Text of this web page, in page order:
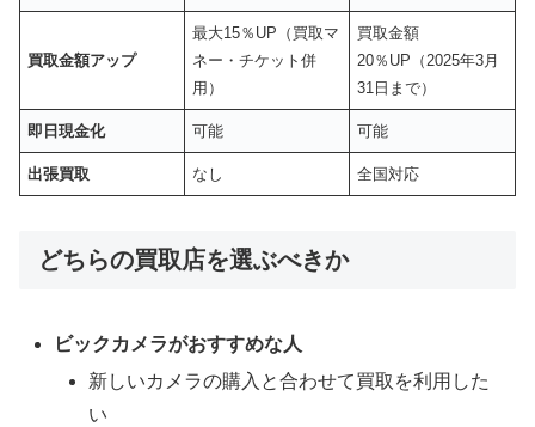
買取金額アップ
最大15％UP（買取マ
ネー・チケット併
用）
買取金額
20％UP（2025年3月
31日まで）
即日現金化 可能 可能
出張買取 なし 全国対応
どちらの買取店を選ぶべきか
ビックカメラがおすすめな人
新しいカメラの購入と合わせて買取を利用した
い